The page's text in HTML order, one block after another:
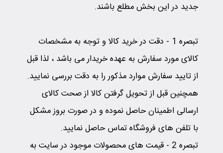
جدید در این بخش مطلع باشند.
تبصره 1 - دقت در خرید کالا و توجه به مشخصات
کالای مورد سفارش به عهده خریدار می باشد ، لذا قبل
از تایید سفارش موارد مذکور را به دقت بررسی نمایید.
همچنین قبل از تحویل گرفتن کالا از صحت کالای
ارسالی اطمینان حاصل نموده و در صورت بروز مشکل
با تلفن های فروشگاه تماس حاصل نمایید.
تبصره 2
- قیمت های محصولات موجود در سایت به